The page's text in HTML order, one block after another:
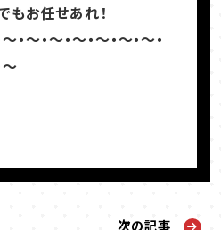
もお任せあれ！
・～・～・～・～・～・～・
～
次の記事